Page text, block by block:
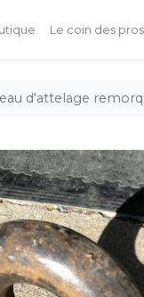
Le coin des pros
d'attelage